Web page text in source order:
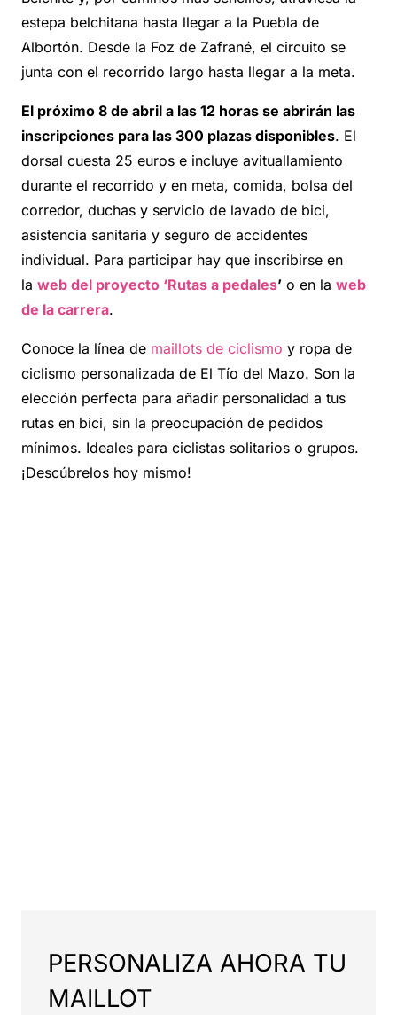
estepa belchitana hasta llegar a la Puebla de
Albortón. Desde la Foz de Zafrané, el circuito se
junta con el recorrido largo hasta llegar a la meta.
El próximo 8 de abril a las 12 horas se abrirán las
inscripciones para las 300 plazas disponibles. El
dorsal cuesta 25 euros e incluye avituallamiento
durante el recorrido y en meta, comida, bolsa del
corredor, duchas y servicio de lavado de bici,
asistencia sanitaria y seguro de accidentes
individual. Para participar hay que inscribirse en
la web del proyecto ‘Rutas a pedales’ o en la web
de la carrera.
Conoce la línea de maillots de ciclismo y ropa de
ciclismo personalizada de El Tío del Mazo. Son la
elección perfecta para añadir personalidad a tus
rutas en bici, sin la preocupación de pedidos
mínimos. Ideales para ciclistas solitarios o grupos.
¡Descúbrelos hoy mismo!
PERSONALIZA AHORA TU
MAILLOT